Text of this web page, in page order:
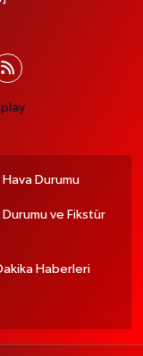
Hava Durumu
Durumu ve Fikstür
Haberleri